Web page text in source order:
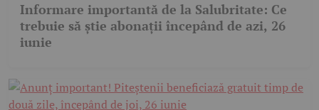
Informare importantă de la Salubritate: Ce
trebuie să știe abonații începând de azi, 26
iunie